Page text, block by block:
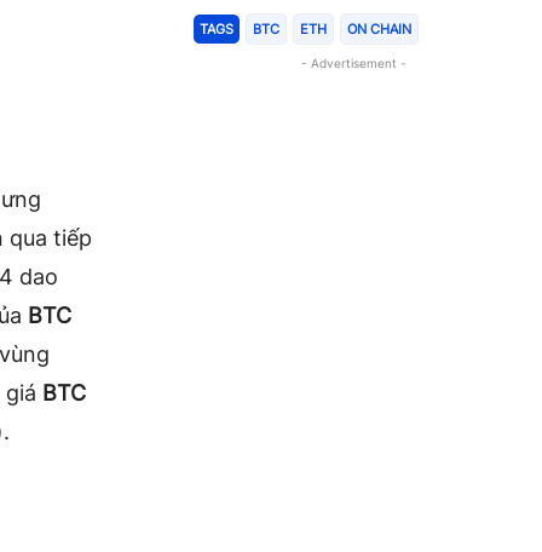
tiếp
dao
BTC
BTC
TAGS BTC ETH ON CHAIN
- Advertisement -